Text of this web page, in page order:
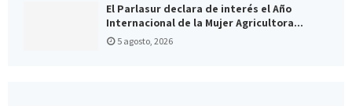
El Parlasur declara de interés el Año
Internacional de la Mujer Agricultora...
5 agosto, 2026